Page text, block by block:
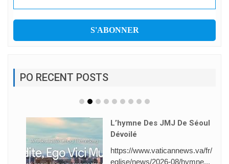
PO RECENT POSTS
L’hymne Des JMJ De Séoul
Dévoilé
https://www.vaticannews.va/fr/
eglise/news/2026-08/hymne...